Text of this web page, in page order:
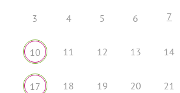
3 4 5 6 7
10 11 12 13 14
17 18 19 20 21